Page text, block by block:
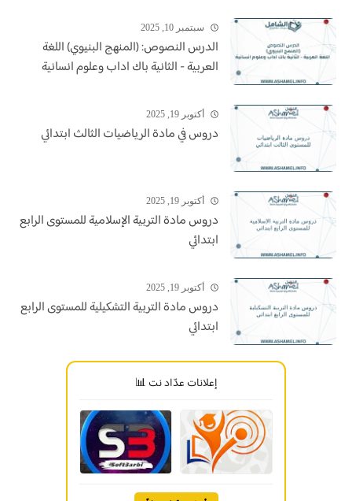
سبتمبر 10, 2025
الدرس النصوص: (المنهج البنيوي) اللغة
العربية - الثانية باك اداب وعلوم انسانية
أكتوبر 19, 2025
دروس في مادة الرياضيات الثالث ابتدائي
أكتوبر 19, 2025
دروس مادة التربية الإسلامية للمستوى الرابع
ابتدائي
أكتوبر 19, 2025
دروس مادة التربية التشكيلية للمستوى الرابع
ابتدائي
إعلانات عدّاد نت 📊